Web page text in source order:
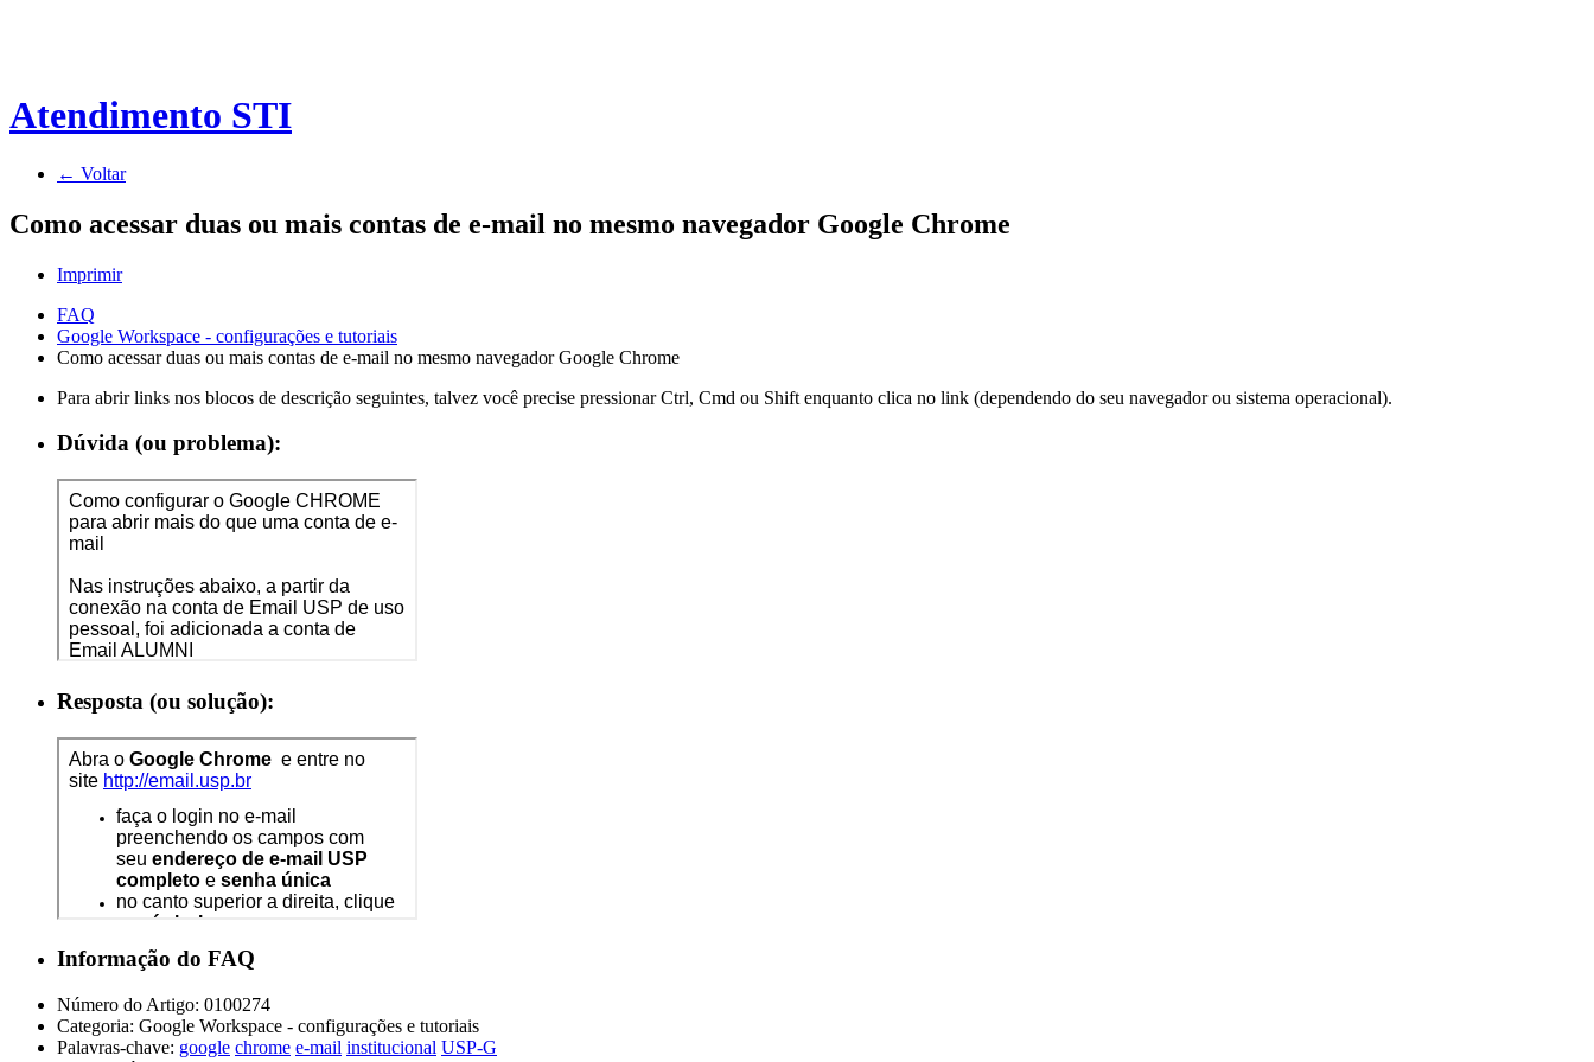
Atendimento STI
← Voltar
Como acessar duas ou mais contas de e-mail no mesmo navegador Google Chrome
Imprimir
FAQ
Google Workspace - configurações e tutoriais
Como acessar duas ou mais contas de e-mail no mesmo navegador Google Chrome
Para abrir links nos blocos de descrição seguintes, talvez você precise pressionar Ctrl, Cmd ou Shift enquanto clica no link (dependendo do seu navegador ou sistema operacional).
Dúvida (ou problema):
Resposta (ou solução):
Informação do FAQ
Número do Artigo: 0100274
Categoria: Google Workspace - configurações e tutoriais
Palavras-chave: google chrome e-mail institucional USP-G